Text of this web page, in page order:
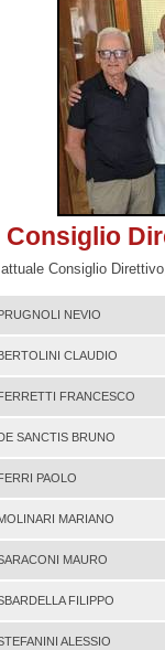
Consiglio
attuale Consiglio
NEVIO
CLAUDIO
FRANCESCO
SANCTIS BRUNO
PAOLO
MARIANO
MAURO
FILIPPO
ALESSIO